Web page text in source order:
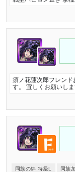
須ノ花蓮次郎フレンド
す。 宜しくお願いしま
同族の絆 特級L 同族